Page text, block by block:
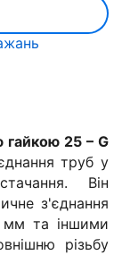
гайкою 25 – G
труб у
Він
з'єднання
мм та іншими
різьбу